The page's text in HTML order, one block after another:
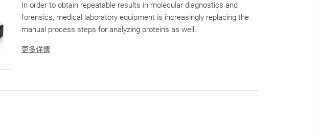
In order to obtain repeatable results in molecular diagnostics and
forensics, medical laboratory equipment is increasingly replacing the
manual process steps for analyzing proteins as well…
更多详情